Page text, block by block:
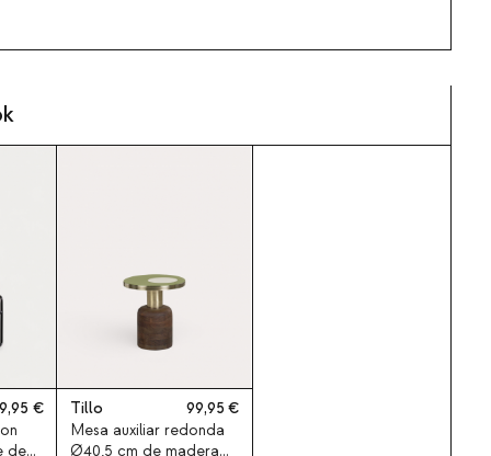
de
Tillo
99,95
Mesa auxiliar redonda
Ø40,5 cm de madera